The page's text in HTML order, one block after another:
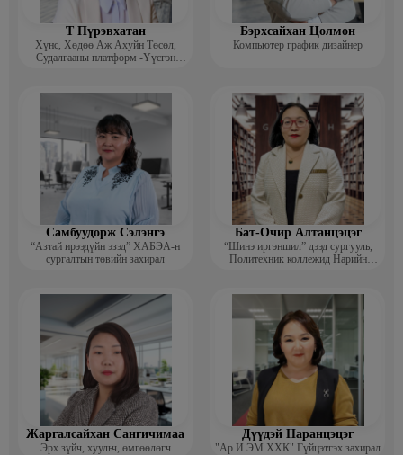
Т Пүрэвхатан
Хүнс, Хөдөө Аж Ахуйн Төсөл,
Судалгааны платформ -Үүсгэн
Бэрхсайхан Цолмон
Компьютер график дизайнер
Самбуудорж Сэлэнгэ
“Азтай ирээдүйн эзэд” ХАБЭА-н
сургалтын төвийн захирал
Бат-Очир Алтанцэцэг
“Шинэ иргэншил” дээд сургууль,
Политехник коллежид Нарийн
багш
Жаргалсайхан Сангичимаа
Эрх зүйч, хуульч, өмгөөлөгч
Дүүдэй Наранцэцэг
"Ар И ЭМ ХХК" Гүйцэтгэх захирал